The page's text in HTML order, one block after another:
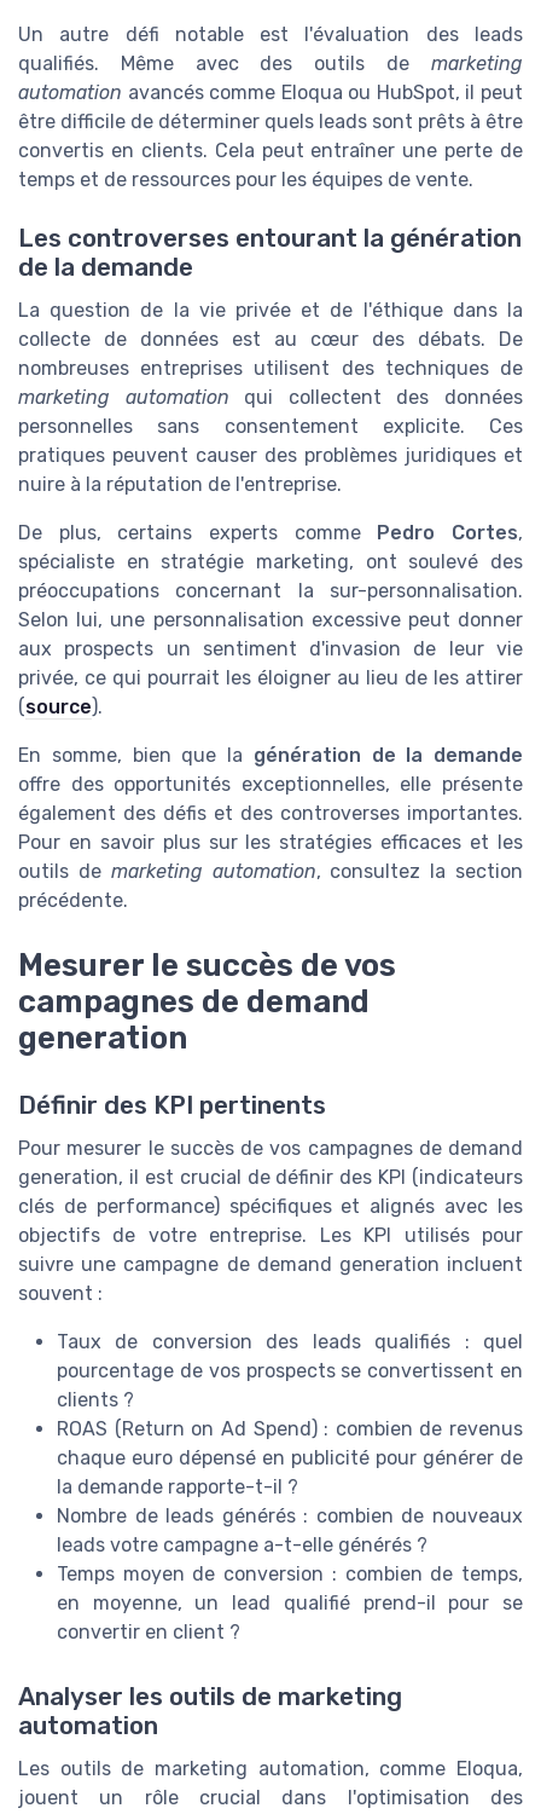
Un autre défi notable est l'évaluation des leads
qualifiés. Même avec des outils de marketing
automation avancés comme Eloqua ou HubSpot, il peut
être difficile de déterminer quels leads sont prêts à être
convertis en clients. Cela peut entraîner une perte de
temps et de ressources pour les équipes de vente.
Les controverses entourant la génération
de la demande
La question de la vie privée et de l'éthique dans la
collecte de données est au cœur des débats. De
nombreuses entreprises utilisent des techniques de
marketing automation qui collectent des données
personnelles sans consentement explicite. Ces
pratiques peuvent causer des problèmes juridiques et
nuire à la réputation de l'entreprise.
De plus, certains experts comme Pedro Cortes,
spécialiste en stratégie marketing, ont soulevé des
préoccupations concernant la sur-personnalisation.
Selon lui, une personnalisation excessive peut donner
aux prospects un sentiment d'invasion de leur vie
privée, ce qui pourrait les éloigner au lieu de les attirer
(source).
En somme, bien que la génération de la demande
offre des opportunités exceptionnelles, elle présente
également des défis et des controverses importantes.
Pour en savoir plus sur les stratégies efficaces et les
outils de marketing automation, consultez la section
précédente.
Mesurer le succès de vos
campagnes de demand
generation
Définir des KPI pertinents
Pour mesurer le succès de vos campagnes de demand
generation, il est crucial de définir des KPI (indicateurs
clés de performance) spécifiques et alignés avec les
objectifs de votre entreprise. Les KPI utilisés pour
suivre une campagne de demand generation incluent
souvent :
Taux de conversion des leads qualifiés : quel
pourcentage de vos prospects se convertissent en
clients ?
ROAS (Return on Ad Spend) : combien de revenus
chaque euro dépensé en publicité pour générer de
la demande rapporte-t-il ?
Nombre de leads générés : combien de nouveaux
leads votre campagne a-t-elle générés ?
Temps moyen de conversion : combien de temps,
en moyenne, un lead qualifié prend-il pour se
convertir en client ?
Analyser les outils de marketing
automation
Les outils de marketing automation, comme Eloqua,
jouent un rôle crucial dans l'optimisation des